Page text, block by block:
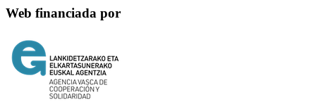
Web financiada por